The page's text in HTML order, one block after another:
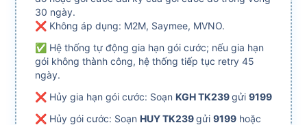
30 ngày.
❌ Không áp dụng: M2M, Saymee, MVNO.
✅ Hệ thống tự động gia hạn gói cước; nếu gia hạn
gói không thành công, hệ thống tiếp tục retry 45
ngày.
❌ Hủy gia hạn gói cước: Soạn KGH TK239gửi 9199
❌ Hủy gói cước: Soạn HUY TK239gửi 9199hoặc